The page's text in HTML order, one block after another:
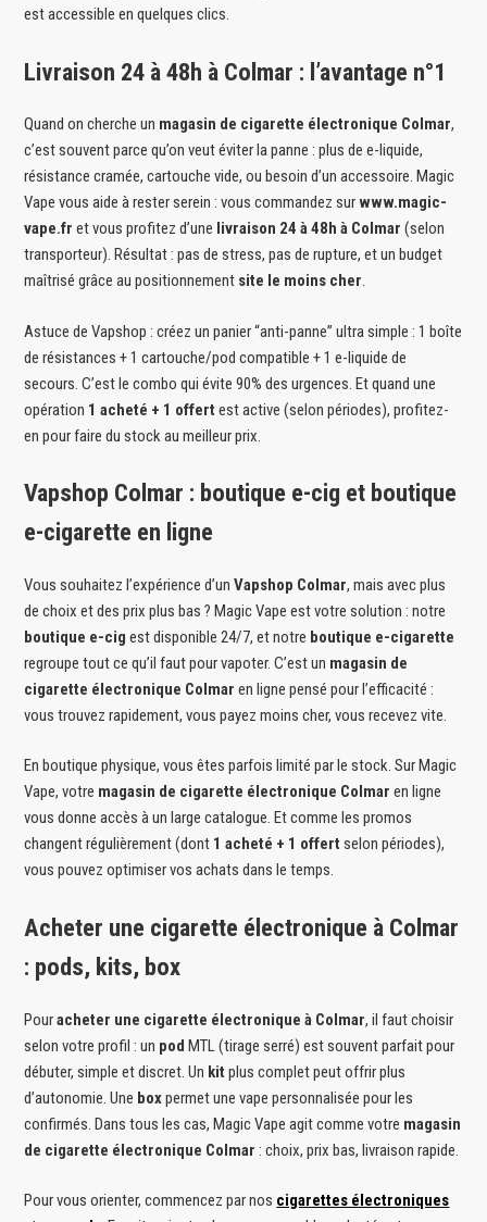
est accessible en quelques clics.
Livraison 24 à 48h à Colmar : l’avantage n°1
Quand on cherche un magasin de cigarette électronique Colmar,
c’est souvent parce qu’on veut éviter la panne : plus de e-liquide,
résistance cramée, cartouche vide, ou besoin d’un accessoire. Magic
Vape vous aide à rester serein : vous commandez surwww.magic-
vape.fr et vous profitez d’une livraison 24 à 48h à Colmar (selon
transporteur). Résultat : pas de stress, pas de rupture, et un budget
maîtrisé grâce au positionnement site le moins cher.
Astuce de Vapshop : créez un panier “anti-panne” ultra simple : 1 boîte
de résistances + 1 cartouche/pod compatible + 1 e-liquide de
secours. C’est le combo qui évite 90% des urgences. Et quand une
opération 1 acheté + 1 offert est active (selon périodes), profitez-
en pour faire du stock au meilleur prix.
Vapshop Colmar : boutique e-cig et boutique
e-cigarette en ligne
Vous souhaitez l’expérience d’unVapshop Colmar, mais avec plus
de choix et des prix plus bas ? Magic Vape est votre solution : notre
boutique e-cig est disponible 24/7, et notre boutique e-cigarette
regroupe tout ce qu’il faut pour vapoter. C’est un magasin de
cigarette électronique Colmar en ligne pensé pour l’efficacité :
vous trouvez rapidement, vous payez moins cher, vous recevez vite.
En boutique physique, vous êtes parfois limité par le stock. Sur Magic
Vape, votre magasin de cigarette électronique Colmar en ligne
vous donne accès à un large catalogue. Et comme les promos
changent régulièrement (dont 1 acheté + 1 offert selon périodes),
vous pouvez optimiser vos achats dans le temps.
Acheter une cigarette électronique à Colmar
: pods, kits, box
Pouracheter une cigarette électronique à Colmar, il faut choisir
selon votre profil : un pod MTL (tirage serré) est souvent parfait pour
débuter, simple et discret. Un kit plus complet peut offrir plus
d’autonomie. Une boxpermet une vape personnalisée pour les
confirmés. Dans tous les cas, Magic Vape agit comme votre magasin
de cigarette électronique Colmar : choix, prix bas, livraison rapide.
Pour vous orienter, commencez par nos cigarettes électroniques